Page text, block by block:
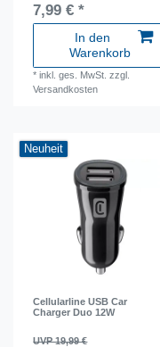
7,99 € *
In den
Warenkorb
*inkl. ges. MwSt. zzgl.
Versandkosten
Neuheit
Cellularline USB Car
Charger Duo 12W
UVP 19,99 €